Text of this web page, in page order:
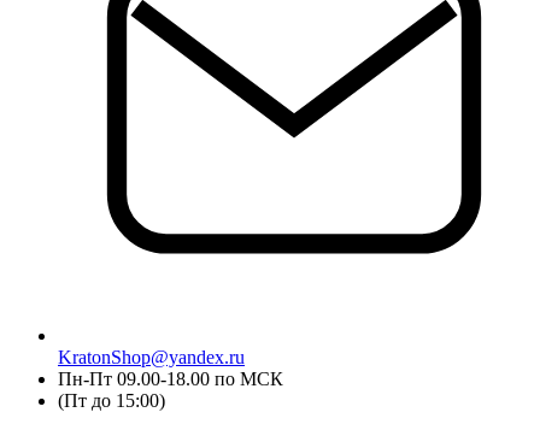
KratonShop@yandex.ru
Пн-Пт 09.00-18.00 по МСК
(Пт до 15:00)